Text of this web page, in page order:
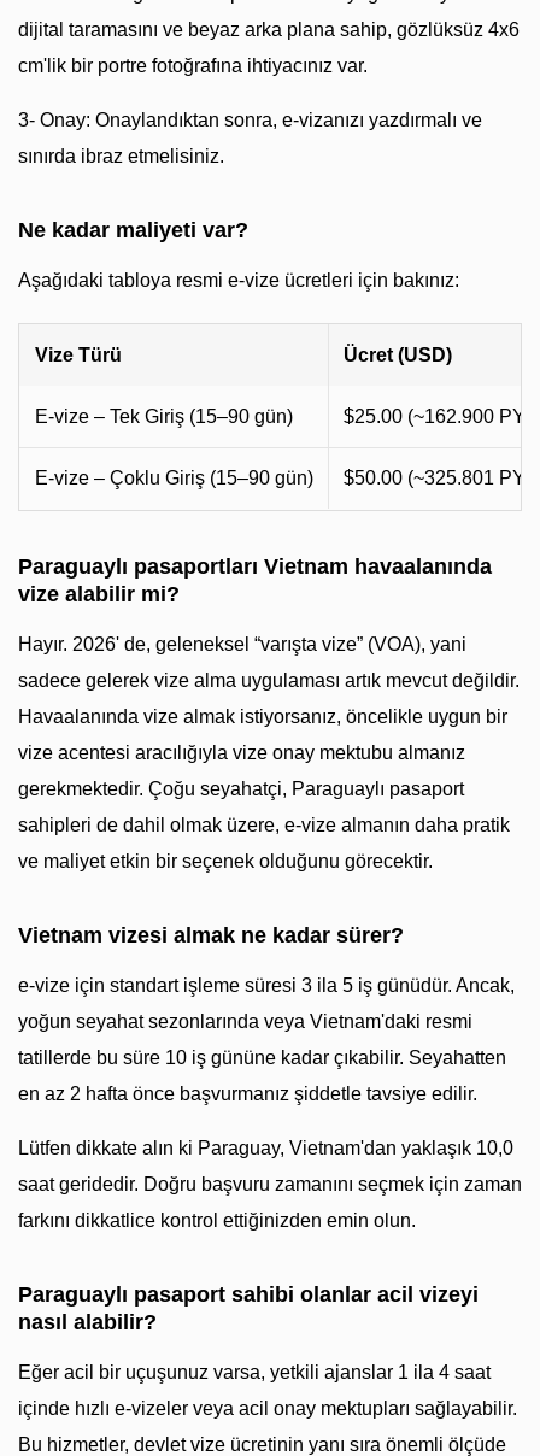
dijital taramasını ve beyaz arka plana sahip, gözlüksüz 4x6
cm'lik bir portre fotoğrafına ihtiyacınız var.
3- Onay: Onaylandıktan sonra, e-vizanızı yazdırmalı ve
sınırda ibraz etmelisiniz.
Ne kadar maliyeti var?
Aşağıdaki tabloya resmi e-vize ücretleri için bakınız:
Vize Türü Ücret (USD)
E-vize – Tek Giriş (15–90 gün) $25.00 (~162.900
E-vize – Çoklu Giriş (15–90 gün) $50.00 (~325.801
Paraguaylı pasaportları Vietnam havaalanında
vize alabilir mi?
Hayır. 2026' de, geleneksel “varışta vize” (VOA), yani
sadece gelerek vize alma uygulaması artık mevcut değildir.
Havaalanında vize almak istiyorsanız, öncelikle uygun bir
vize acentesi aracılığıyla vize onay mektubu almanız
gerekmektedir. Çoğu seyahatçi, Paraguaylı pasaport
sahipleri de dahil olmak üzere, e-vize almanın daha pratik
ve maliyet etkin bir seçenek olduğunu görecektir.
Vietnam vizesi almak ne kadar sürer?
e-vize için standart işleme süresi 3 ila 5 iş günüdür. Ancak,
yoğun seyahat sezonlarında veya Vietnam'daki resmi
tatillerde bu süre 10 iş gününe kadar çıkabilir. Seyahatten
en az 2 hafta önce başvurmanız şiddetle tavsiye edilir.
Lütfen dikkate alın ki Paraguay, Vietnam'dan yaklaşık 10,0
saat geridedir. Doğru başvuru zamanını seçmek için zaman
farkını dikkatlice kontrol ettiğinizden emin olun.
Paraguaylı pasaport sahibi olanlar acil vizeyi
nasıl alabilir?
Eğer acil bir uçuşunuz varsa, yetkili ajanslar 1 ila 4 saat
içinde hızlı e-vizeler veya acil onay mektupları sağlayabilir.
Bu hizmetler, devlet vize ücretinin yanı sıra önemli ölçüde